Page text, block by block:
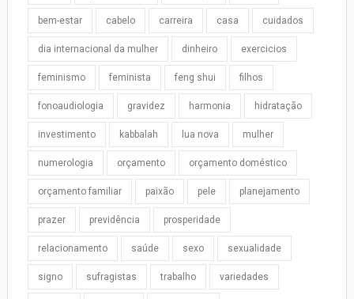
bem-estar cabelo carreira casa cuidados
dia internacional da mulher dinheiro exercicios
feminismo feminista feng shui filhos
fonoaudiologia gravidez harmonia hidratação
investimento kabbalah lua nova mulher
numerologia orçamento orçamento doméstico
orçamento familiar paixão pele planejamento
prazer previdência prosperidade
relacionamento saúde sexo sexualidade
signo sufragistas trabalho variedades